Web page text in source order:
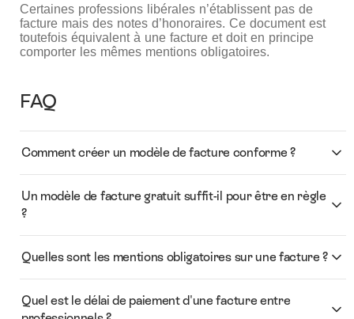
Certaines professions libérales n’établissent pas de
facture mais des notes d’honoraires. Ce document est
toutefois équivalent à une facture et doit en principe
comporter les mêmes mentions obligatoires.
FAQ
Comment créer un modèle de facture conforme ?
Un modèle de facture gratuit suffit-il pour être en règle
?
Quelles sont les mentions obligatoires sur une facture ?
Quel est le délai de paiement d'une facture entre